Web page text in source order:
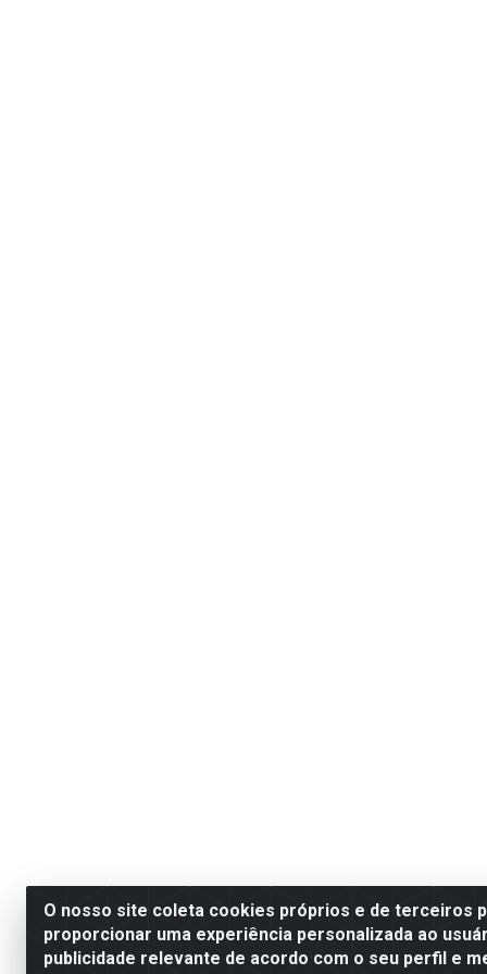
O nosso site coleta cookies próprios e de terceiros
proporcionar uma experiência personalizada ao
publicidade relevante de acordo com o seu perfil e